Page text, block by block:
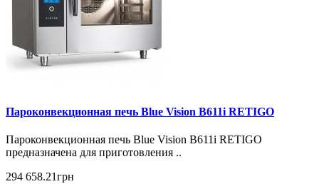
Пароконвекционная печь Blue Vision B611i RETIGO
Пароконвекционная печь Blue Vision B611i RETIGO
предназначена для приготовления ..
294 658.21грн